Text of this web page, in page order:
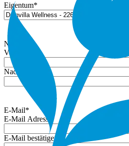
Eigentum*
Name
Vorname
Nachname
E-Mail*
E-Mail Adresse
E-Mail bestätigen